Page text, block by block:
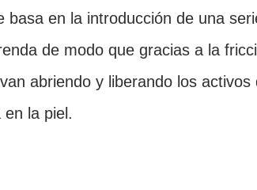
basa en la introducción de una
de modo que gracias a la
abriendo y liberando los
la piel.